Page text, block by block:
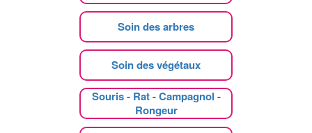
Soin des arbres
Soin des végétaux
Souris - Rat - Campagnol -
Rongeur